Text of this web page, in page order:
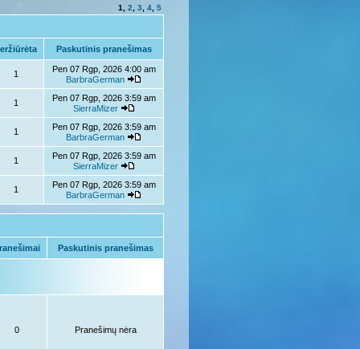
1 2 3 4 5
Paskutinis pranešimas
1
Pen 07 Rgp, 2026 4:00 am
BarbraGerman
1
Pen 07 Rgp, 2026 3:59 am
SierraMizer
1
Pen 07 Rgp, 2026 3:59 am
BarbraGerman
1
Pen 07 Rgp, 2026 3:59 am
SierraMizer
1
Pen 07 Rgp, 2026 3:59 am
BarbraGerman
Paskutinis pranešimas
0 Pranešimų nėra